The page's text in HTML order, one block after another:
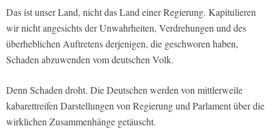
Das ist unser Land, nicht das Land einer Regierung. Kapitulieren
wir nicht angesichts der Unwahrheiten, Verdrehungen und des
überheblichen Auftretens derjenigen, die geschworen haben,
Schaden abzuwenden vom deutschen Volk.
Denn Schaden droht. Die Deutschen werden von mittlerweile
kabarettreifen Darstellungen von Regierung und Parlament über die
wirklichen Zusammenhänge getäuscht.